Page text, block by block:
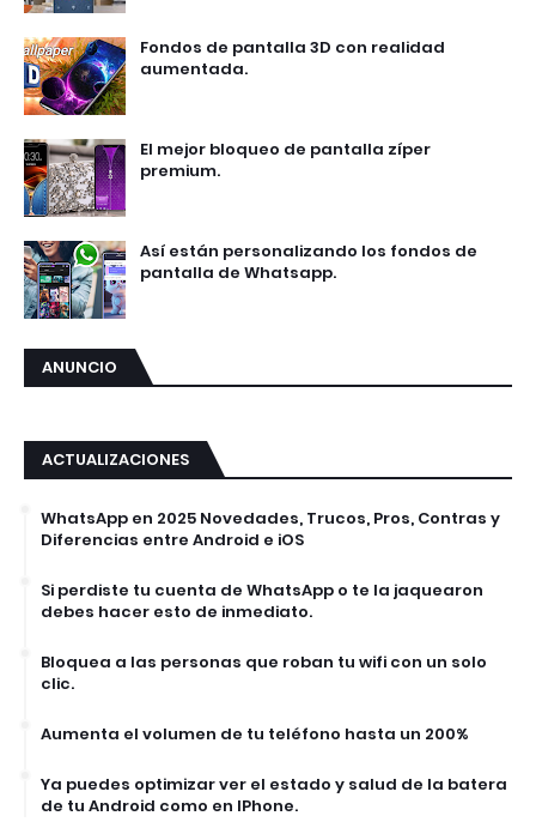
Fondos de pantalla 3D con realidad
aumentada.
El mejor bloqueo de pantalla zíper
premium.
Así están personalizando los fondos de
pantalla de Whatsapp.
ANUNCIO
ACTUALIZACIONES
WhatsApp en 2025 Novedades, Trucos, Pros, Contras y
Diferencias entre Android e iOS
Si perdiste tu cuenta de WhatsApp o te la jaquearon
debes hacer esto de inmediato.
Bloquea a las personas que roban tu wifi con un solo
clic.
Aumenta el volumen de tu teléfono hasta un 200%
Ya puedes optimizar ver el estado y salud de la batera
de tu Android como en IPhone.